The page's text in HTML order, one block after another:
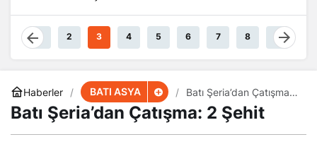
Damarlarında
Akıyor
1 2 3 4 5 6 7 8 9
Haberler BATI ASYA
Batı Şeria’dan Çatışma:
2 Şehit
Batı Şeria’dan Çatışma: 2 Şehit